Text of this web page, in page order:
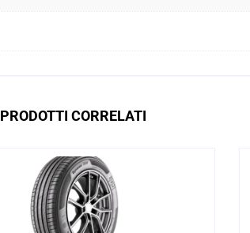
PRODOTTI CORRELATI